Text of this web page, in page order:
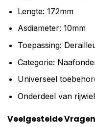
Lengte: 172mm
Asdiameter: 10mm
Toepassing:
Categorie:
Universeel
Onderdeel van
Veelgestelde Vragen